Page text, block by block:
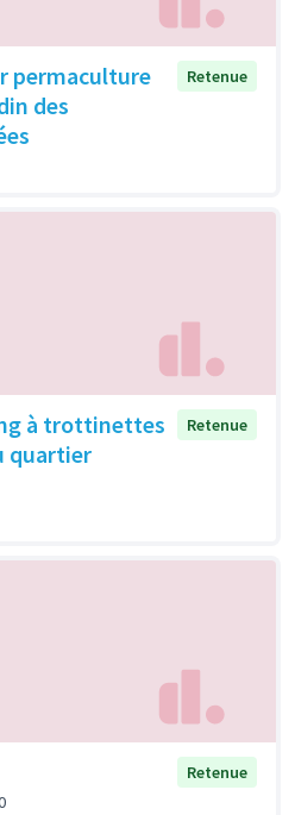
permaculture
des
Retenue
à trottinettes
quartier
Retenue
Retenue